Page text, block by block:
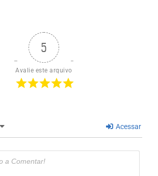
5
Avalie este arquivo
Acessar